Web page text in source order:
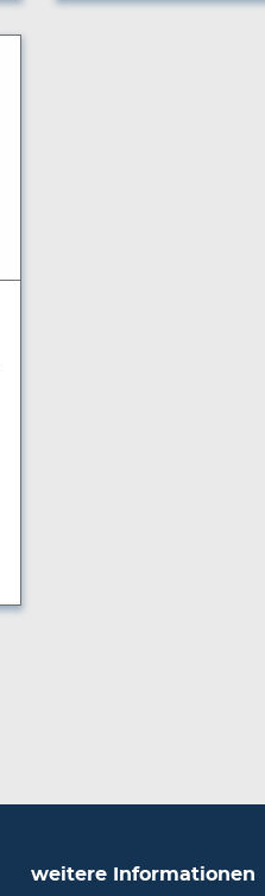
weitere Informationen